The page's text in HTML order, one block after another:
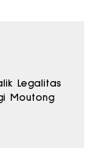
Legalitas
Moutong